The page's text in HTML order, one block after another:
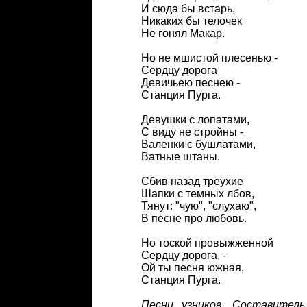
И сюда бы встарь,
Никаких бы телочек
Не гонял Макар.
Но не мшистой плесенью -
Сердцу дорога
Девичьею песнею -
Станция Пурга.
Девушки с лопатами,
С виду не стройны -
Валенки с бушлатами,
Ватные штаны.
Сбив назад треухие
Шапки с темных лбов,
Тянут: "чую", "слухаю",
В песне про любовь.
Но тоской провыжженной
Сердцу дорога, -
Ой ты песня южная,
Станция Пурга.
Песни узников.